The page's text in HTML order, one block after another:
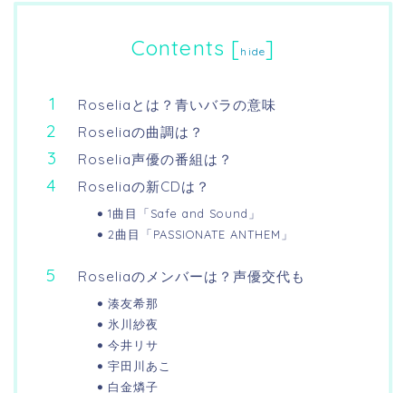
Contents [hide]
Roseliaとは？青いバラの意味
Roseliaの曲調は？
Roselia声優の番組は？
Roseliaの新CDは？
1曲目「Safe and Sound」
2曲目「PASSIONATE ANTHEM」
Roseliaのメンバーは？声優交代も
湊友希那
氷川紗夜
今井リサ
宇田川あこ
白金燐子